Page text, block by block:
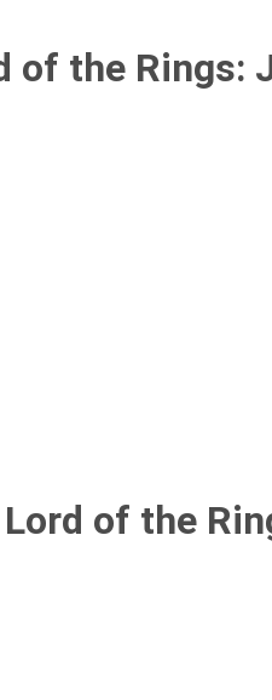
of the Rings:
of the